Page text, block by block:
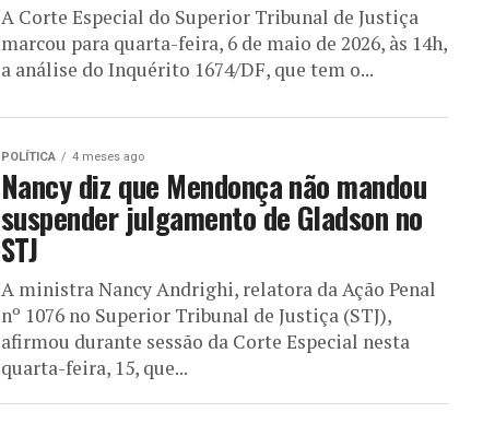
A Corte Especial do Superior Tribunal de Justiça
marcou para quarta-feira, 6 de maio de 2026, às 14h,
a análise do Inquérito 1674/DF, que tem o...
POLÍTICA 4 meses ago
Nancy diz que Mendonça não mandou
suspender julgamento de Gladson no
STJ
A ministra Nancy Andrighi, relatora da Ação Penal
nº 1076 no Superior Tribunal de Justiça (STJ),
afirmou durante sessão da Corte Especial nesta
quarta-feira, 15, que...